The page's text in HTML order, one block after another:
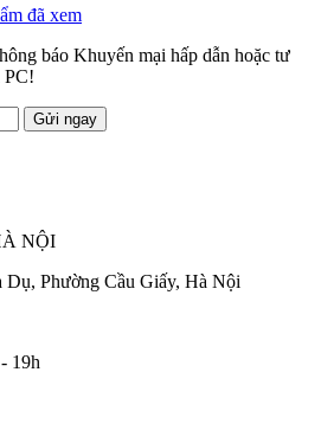
đã xem
báo Khuyến mại hấp dẫn hoặc tư
PC!
Gửi ngay
NỘI
Dụ, Phường Cầu Giấy, Hà Nội
19h